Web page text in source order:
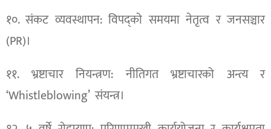
१०. संकट व्यवस्थापन: विपद्को समयमा नेतृत्व र जनसञ्चार
(PR)।
११. भ्रष्टाचार नियन्त्रण: नीतिगत भ्रष्टाचारको अन्त्य र
‘Whistleblowing’ संयन्त्र।